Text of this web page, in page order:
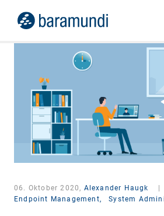
06. Oktober 2020, Alexander Haugk
Endpoint Management,
System